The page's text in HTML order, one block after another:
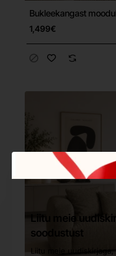
Liitu meie
soodustust
Liitu meie
Bukleekangast
1,499€